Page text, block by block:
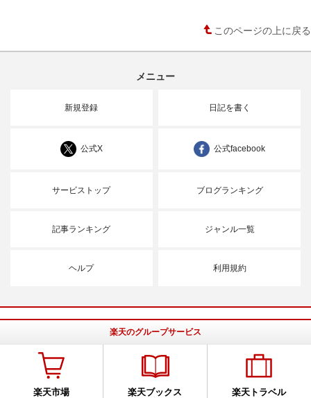
このページの上に戻る
メニュー
新規登録 日記を書く
公式X 公式facebook
サービストップ ブログランキング
記事ランキング ジャンル一覧
ヘルプ 利用規約
楽天のグループサービス
楽天市場 楽天ブックス 楽天トラベル